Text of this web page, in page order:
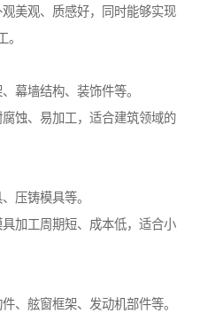
美观、质感好，同时能够实现
。
幕墙结构、装饰件等。
蚀、易加工，适合建筑领域的
压铸模具等。
加工周期短、成本低，适合小
、舷窗框架、发动机部件等。